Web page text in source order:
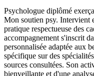
Psychologue diplômé
Mon soutien psy. Intervient
pratique respectueuse des
accompagnement s'inscrit
personnalisée adaptée aux
spécifique sur des
sources consultées. Son
bienveillante et d'une